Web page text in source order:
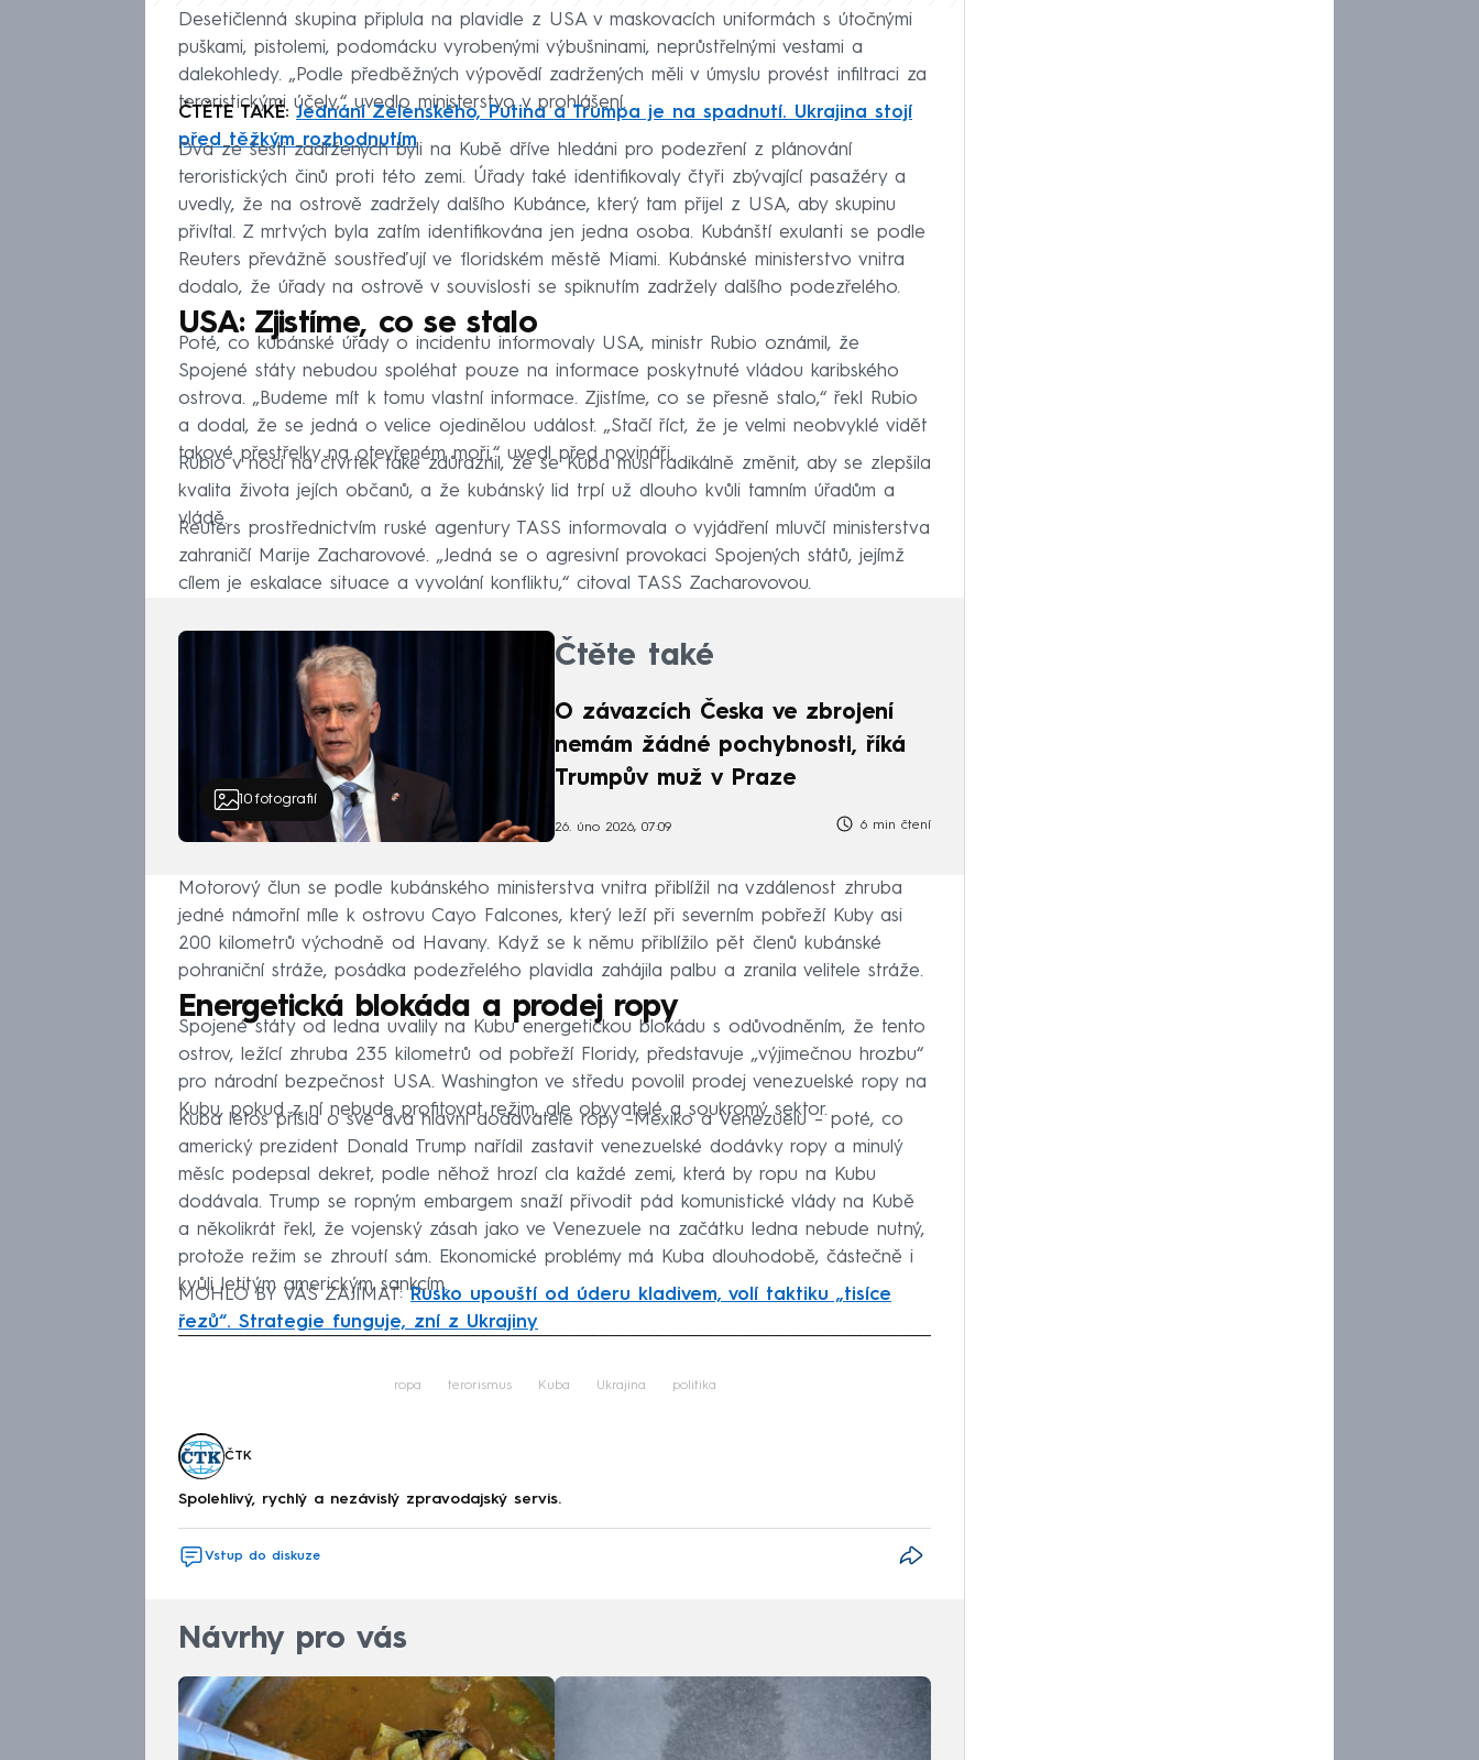
Desetičlenná skupina připlula na plavidle z USA v maskovacích uniformách s útočnými
puškami, pistolemi, podomácku vyrobenými výbušninami, neprůstřelnými vestami a
dalekohledy. „Podle předběžných výpovědí zadržených měli v úmyslu provést infiltraci za
teroristickými účely,“ uvedlo ministerstvo v prohlášení.
ČTĚTE TAKÉ:Jednání Zelenského, Putina a Trumpa je na spadnutí. Ukrajina stojí
před těžkým rozhodnutím
Dva ze šesti zadržených byli na Kubě dříve hledáni pro podezření z plánování
teroristických činů proti této zemi. Úřady také identifikovaly čtyři zbývající pasažéry a
uvedly, že na ostrově zadržely dalšího Kubánce, který tam přijel z USA, aby skupinu
přivítal. Z mrtvých byla zatím identifikována jen jedna osoba. Kubánští exulanti se podle
Reuters převážně soustřeďují ve floridském městě Miami. Kubánské ministerstvo vnitra
dodalo, že úřady na ostrově v souvislosti se spiknutím zadržely dalšího podezřelého.
USA: Zjistíme, co se stalo
Poté, co kubánské úřady o incidentu informovaly USA, ministr Rubio oznámil, že
Spojené státy nebudou spoléhat pouze na informace poskytnuté vládou karibského
ostrova. „Budeme mít k tomu vlastní informace. Zjistíme, co se přesně stalo,“ řekl Rubio
a dodal, že se jedná o velice ojedinělou událost. „Stačí říct, že je velmi neobvyklé vidět
takové přestřelky na otevřeném moři,“ uvedl před novináři.
Rubio v noci na čtvrtek také zdůraznil, že se Kuba musí radikálně změnit, aby se zlepšila
kvalita života jejích občanů, a že kubánský lid trpí už dlouho kvůli tamním úřadům a
vládě.
Reuters prostřednictvím ruské agentury TASS informovala o vyjádření mluvčí ministerstva
zahraničí Marije Zacharovové. „Jedná se o agresivní provokaci Spojených států, jejímž
cílem je eskalace situace a vyvolání konfliktu,“ citoval TASS Zacharovovou.
10fotografií
Čtěte také
O závazcích Česka ve zbrojení
nemám žádné pochybnosti, říká
Trumpův muž v Praze
26. úno 2026, 07:09 6 min čtení
Motorový člun se podle kubánského ministerstva vnitra přiblížil na vzdálenost zhruba
jedné námořní míle k ostrovu Cayo Falcones, který leží při severním pobřeží Kuby asi
200 kilometrů východně od Havany. Když se k němu přiblížilo pět členů kubánské
pohraniční stráže, posádka podezřelého plavidla zahájila palbu a zranila velitele stráže.
Energetická blokáda a prodej ropy
Spojené státy od ledna uvalily na Kubu energetickou blokádu s odůvodněním, že tento
ostrov, ležící zhruba 235 kilometrů od pobřeží Floridy, představuje „výjimečnou hrozbu“
pro národní bezpečnost USA. Washington ve středu povolil prodej venezuelské ropy na
Kubu, pokud z ní nebude profitovat režim, ale obyvatelé a soukromý sektor.
Kuba letos přišla o své dva hlavní dodavatele ropy –Mexiko a Venezuelu – poté, co
americký prezident Donald Trump nařídil zastavit venezuelské dodávky ropy a minulý
měsíc podepsal dekret, podle něhož hrozí cla každé zemi, která by ropu na Kubu
dodávala. Trump se ropným embargem snaží přivodit pád komunistické vlády na Kubě
a několikrát řekl, že vojenský zásah jako ve Venezuele na začátku ledna nebude nutný,
protože režim se zhroutí sám. Ekonomické problémy má Kuba dlouhodobě, částečně i
kvůli letitým americkým sankcím.
MOHLO BY VÁS ZAJÍMAT:Rusko upouští od úderu kladivem, volí taktiku „tisíce
řezů“. Strategie funguje, zní z Ukrajiny
ropa terorismus Kuba Ukrajina politika
ČTK
Spolehlivý, rychlý a nezávislý zpravodajský servis.
Vstup do diskuze
Návrhy pro vás